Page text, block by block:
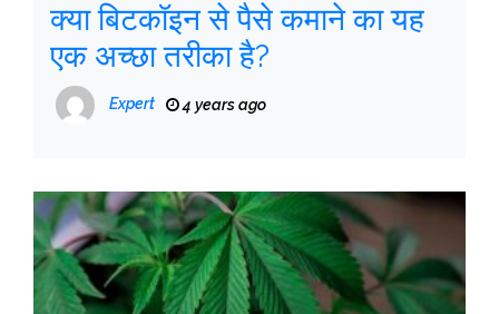
क्या बिटकॉइन से पैसे कमाने का यह
एक अच्छा तरीका है?
Expert 4 years ago